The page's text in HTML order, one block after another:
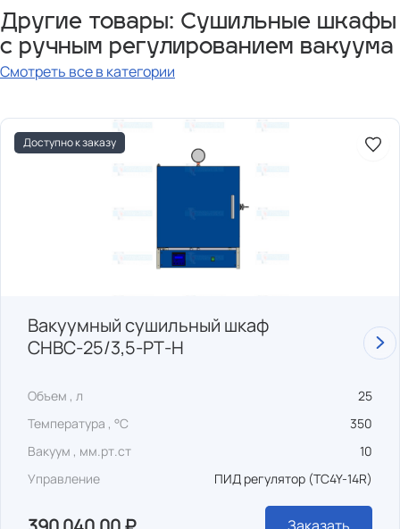
Другие товары: Сушильные шкафы
с ручным регулированием вакуума
Смотреть все в категории
Доступно к заказу
Вакуумный сушильный шкаф
СНВС-25/3,5-РТ-Н
Объем , л
25
Температура , °C
350
Вакуум , мм.рт.ст
10
Управление
ПИД регулятор (TC4Y-14R)